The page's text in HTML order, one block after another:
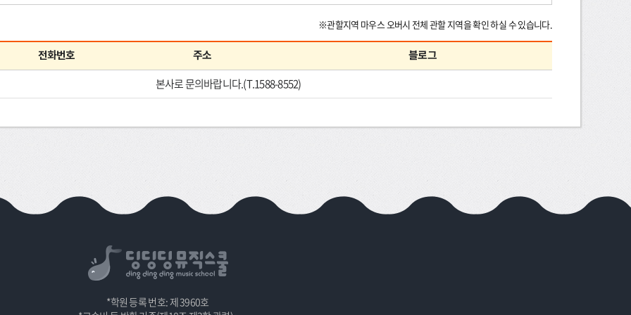
※관할지역 마우스 오버시 전체 관할 지역을 확인 하실 수 있습니다.
전화번호 주소 블로그
본사로 문의바랍니다.(T.1588-8552)
*학원 등록 번호: 제 3960호